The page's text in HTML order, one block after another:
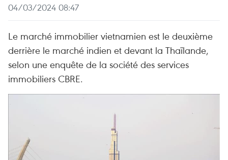
04/03/2024 08:47
Le marché immobilier vietnamien est le deuxième
derrière le marché indien et devant la Thaïlande,
selon une enquête de la société des services
immobiliers CBRE.